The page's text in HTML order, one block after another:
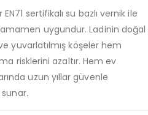
sertifikalı su bazlı vernik ile
uygundur. Ladinin doğal
yuvarlatılmış köşeler hem
risklerini azaltır. Hem ev
uzun yıllar güvenle